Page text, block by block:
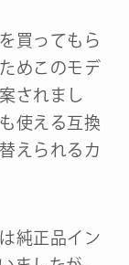
買ってもら
めこのモデ
されまし
使える互換
えられるカ
純正品イン